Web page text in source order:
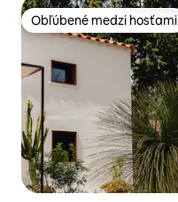
Obľúbené medzi hosťami
Obľúbené medzi hosťami